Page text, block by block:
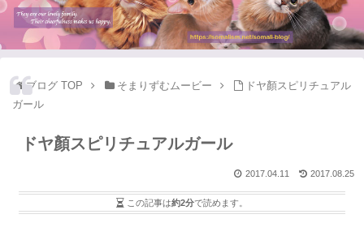
ブログ TOP そまりずむムービー
ドヤ顏スピリチュアル
ガール
ドヤ顏スピリチュアルガール
2017.08.25
2017.04.11
この記事は約2分で読めます。